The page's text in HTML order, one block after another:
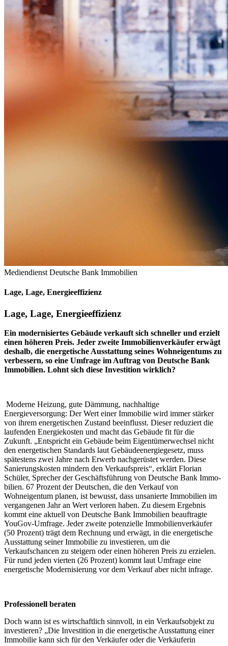
Mediendienst Deutsche Bank Immobilien
Lage, Lage, Energieeffizienz
Lage, Lage, Energieeffizienz
Ein modernisiertes Gebäude verkauft sich schneller und erzielt
einen höheren Preis. Jeder zweite Immobilienverkäufer erwägt
deshalb, die energetische Ausstattung seines Wohneigentums zu
verbessern, so eine Umfrage im Auftrag von Deutsche Bank
Immobilien. Lohnt sich diese Investition wirklich?
Moderne Heizung, gute Dämmung, nachhaltige
Energieversorgung: Der Wert einer Immobilie wird immer stärker
von ihrem energetischen Zustand beeinflusst. Dieser reduziert die
laufenden Energiekosten und macht das Gebäude fit für die
Zukunft. „Entspricht ein Gebäude beim Eigentümerwechsel nicht
den energetischen Standards laut Gebäudeenergiegesetz, muss
spätestens zwei Jahre nach Erwerb nachgerüstet werden. Diese
Sanierungskosten mindern den Verkaufspreis“, erklärt Florian
Schüler, Sprecher der Geschäftsführung von Deutsche Bank Im­mo­
bilien. 67 Prozent der Deutschen, die den Verkauf von
Wohneigentum planen, ist bewusst, dass unsanierte Immobilien im
vergangenen Jahr an Wert verloren haben. Zu diesem Ergebnis
kommt eine aktuell von Deutsche Bank Immobilien beauftragte
YouGov-Umfrage. Jeder zweite potenzielle Immobilienverkäufer
(50 Prozent) trägt dem Rechnung und erwägt, in die energetische
Ausstattung seiner Immobilie zu investieren, um die
Verkaufschancen zu steigern oder einen höheren Preis zu erzielen.
Für rund jeden vierten (26 Prozent) kommt laut Umfrage eine
energetische Modernisierung vor dem Verkauf aber nicht infrage.
Professionell beraten
Doch wann ist es wirtschaftlich sinnvoll, in ein Verkaufsobjekt zu
investieren? „Die Investition in die energetische Ausstattung einer
Immobilie kann sich für den Verkäufer oder die Verkäuferin